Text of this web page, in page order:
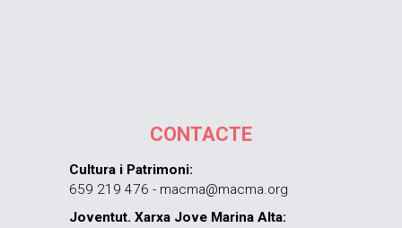
CONTACTE
Cultura i Patrimoni:
659 219 476 - macma@macma.org
Joventut. Xarxa Jove Marina Alta: